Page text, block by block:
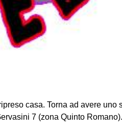
casa. Torna ad avere uno
7 (zona Quinto